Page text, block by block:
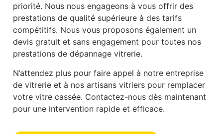
priorité. Nous nous engageons à vous offrir des
prestations de qualité supérieure à des tarifs
compétitifs. Nous vous proposons également un
devis gratuit et sans engagement pour toutes nos
prestations de dépannage vitrerie.
N’attendez plus pour faire appel à notre entreprise
de vitrerie et à nos artisans vitriers pour remplacer
votre vitre cassée. Contactez-nous dès maintenant
pour une intervention rapide et efficace.